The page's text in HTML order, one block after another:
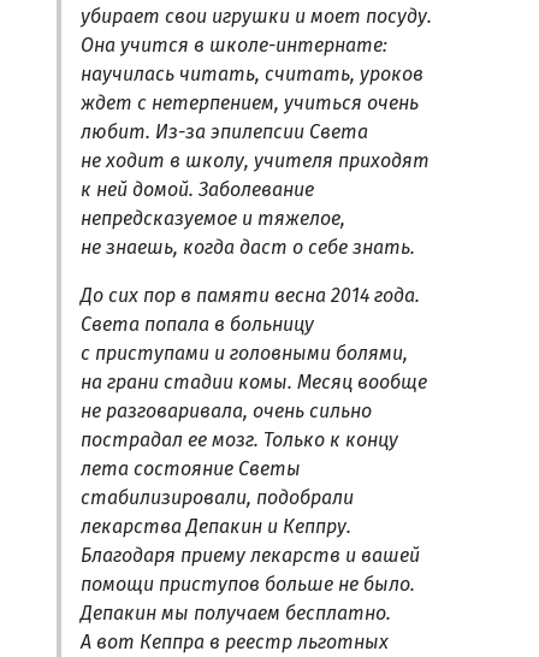
убирает свои игрушки и моет посуду.
Она учится в школе-интернате:
научилась читать, считать, уроков
ждет с нетерпением, учиться очень
любит. Из-за эпилепсии Света
не ходит в школу, учителя приходят
к ней домой. Заболевание
непредсказуемое и тяжелое,
не знаешь, когда даст о себе знать.
До сих пор в памяти весна 2014 года.
Света попала в больницу
с приступами и головными болями,
на грани стадии комы. Месяц вообще
не разговаривала, очень сильно
пострадал ее мозг. Только к концу
лета состояние Светы
стабилизировали, подобрали
лекарства Депакин и Кеппру.
Благодаря приему лекарств и вашей
помощи приступов больше не было.
Депакин мы получаем бесплатно.
А вот Кеппра в реестр льготных